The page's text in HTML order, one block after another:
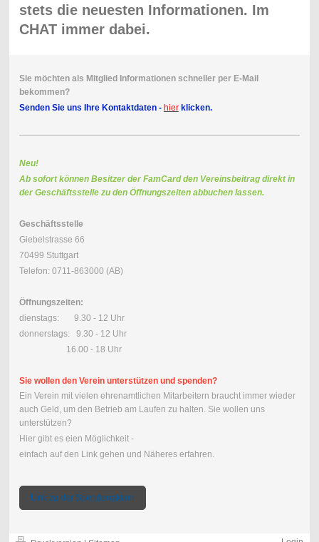
stets die neuesten Informationen. Im
CHAT immer dabei.
Sie möchten als Mitglied Informationen schneller per E-Mail
bekommen?
Senden Sie uns Ihre Kontaktdaten - hierklicken.
Neu!
Ab sofort können Besitzer der FamCard den Vereinsbeitrag direkt in
der Geschäftsstelle zu den Öffnungszeiten abbuchen lassen.
Geschäftsstelle
Giebelstrasse 66
70499 Stuttgart
Telefon: 0711-863000 (AB)
Öffnungszeiten:
dienstags: 9.30 - 12 Uhr
donnerstags: 9.30 - 12 Uhr
16.00 - 18 Uhr
Sie wollen den Verein unterstützen und spenden?
Ein Verein mit vielen ehrenamtlichen Mitarbeitern braucht immer wieder
auch Geld, um den Betrieb am Laufen zu halten. Sie wollen uns
unterstützen?
Hier gibt es eien Möglichkeit -
einfach auf den Link gehen und Näheres erfahren.
Link zu der Spendenaktion